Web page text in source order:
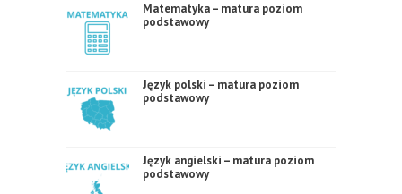
Matematyka – matura poziom
podstawowy
Język polski – matura poziom
podstawowy
Język angielski – matura poziom
podstawowy